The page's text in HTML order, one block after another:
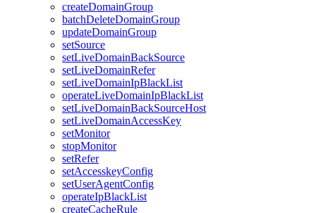
createDomainGroup
batchDeleteDomainGroup
updateDomainGroup
setSource
setLiveDomainBackSource
setLiveDomainRefer
setLiveDomainIpBlackList
operateLiveDomainIpBlackList
setLiveDomainBackSourceHost
setLiveDomainAccessKey
setMonitor
stopMonitor
setRefer
setAccesskeyConfig
setUserAgentConfig
operateIpBlackList
createCacheRule